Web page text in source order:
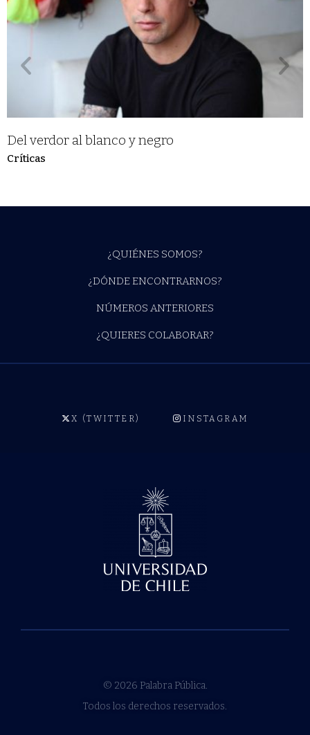
Del verdor al blanco y negro
Críticas
¿QUIÉNES SOMOS?
¿DÓNDE ENCONTRARNOS?
NÚMEROS ANTERIORES
¿QUIERES COLABORAR?
X (TWITTER) INSTAGRAM
© 2026 Palabra Pública.
Todos los derechos reservados.